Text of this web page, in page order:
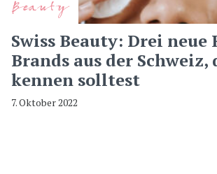
Beauty
Swiss Beauty: Drei neue
Brands aus der Schweiz,
kennen solltest
7. Oktober 2022